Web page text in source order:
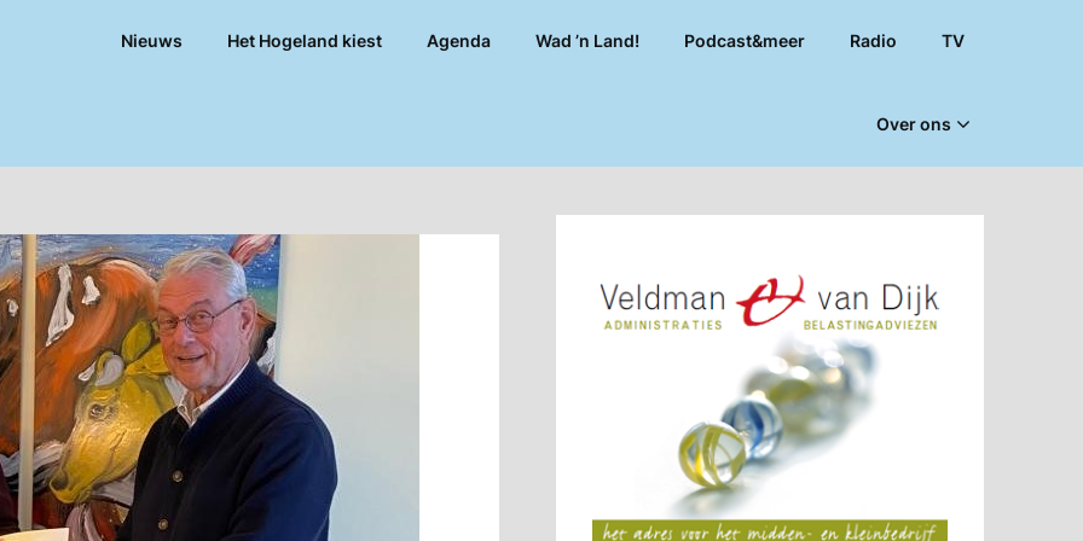
Nieuws Het Hogeland kiest Agenda Wad ’n Land! Podcast&meer Radio TV
Over ons